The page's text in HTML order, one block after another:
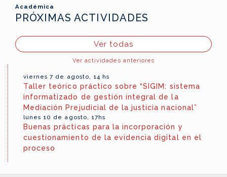
Académica
PRÓXIMAS ACTIVIDADES
Ver todas
Ver actividades anteriores
viernes 7 de agosto, 14 hs
Taller teórico práctico sobre “SIGIM: sistema
informatizado de gestión integral de la
Mediación Prejudicial de la justicia nacional”
lunes 10 de agosto, 17hs
Buenas prácticas para la incorporación y
cuestionamiento de la evidencia digital en el
proceso